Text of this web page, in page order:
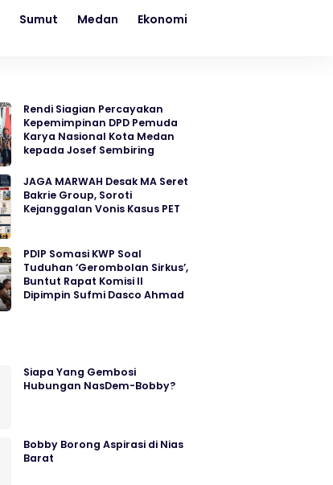
Sumut Medan Ekonomi
Rendi Siagian Percayakan
Kepemimpinan DPD Pemuda
Karya Nasional Kota Medan
kepada Josef Sembiring
JAGA MARWAH Desak MA Seret
Bakrie Group, Soroti
Kejanggalan Vonis Kasus PET
PDIP Somasi KWP Soal
Tuduhan ‘Gerombolan Sirkus’,
Buntut Rapat Komisi II
Dipimpin Sufmi Dasco Ahmad
Siapa Yang Gembosi
Hubungan NasDem-Bobby?
Bobby Borong Aspirasi di Nias
Barat